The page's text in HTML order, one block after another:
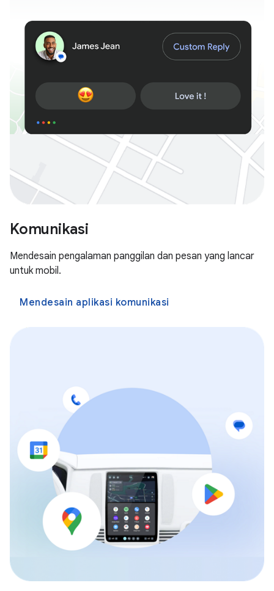
Komunikasi
Mendesain pengalaman panggilan dan pesan yang lancar
untuk mobil.
Mendesain aplikasi komunikasi